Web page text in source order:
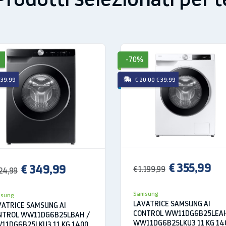
di mano
permettono di conservare flessibilmente cibi di differenti
dimensioni delle bottiglie ed alimenti ingombranti per
€ 349,99
SAMSUNG AI
WW11DG6B25LBAH /
-70%
€ 20.00 € 39.99
€ 1.199,99 € 355,99
Samsung
LAVATRICE SAMSUNG AI
CONTROL
WW11DG6B25LKU3 11 KG